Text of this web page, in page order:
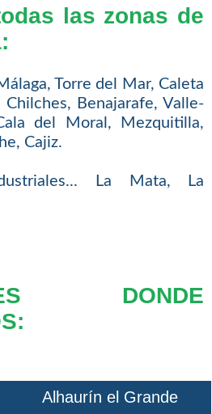
las zonas de
Torre del Mar, Caleta
Benajarafe, Valle-
del Moral, Mezquitilla,
Cajiz.
La Mata, La
DONDE
Alhaurín el Grande